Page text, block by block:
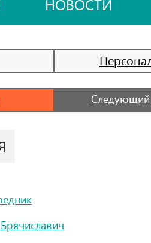
НОВОСТИ
Следующий